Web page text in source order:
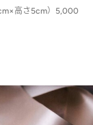
高さ5cm）5,000